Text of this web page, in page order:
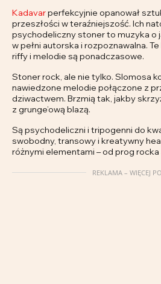
Kadavarperfekcyjnie opanował
przeszłości w teraźniejszość. Ich
psychodeliczny stoner to muzyka o
w pełni autorska i rozpoznawalna.
riffy i melodie są ponadczasowe.
Stoner rock, ale nie tylko. Slomosa
nawiedzone melodie połączone z
dziwactwem. Brzmią tak, jakby
z grunge’ową blazą.
Są psychodeliczni i tripogenni do
swobodny, transowy i kreatywny
różnymi elementami – od prog
REKLAMA – WIĘCEJ